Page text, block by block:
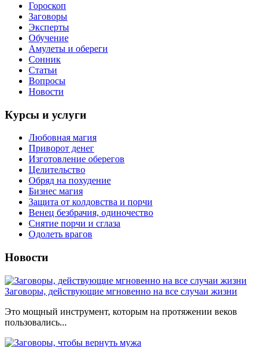
Гороскоп
Заговоры
Эксперты
Обучение
Амулеты и обереги
Сонник
Статьи
Вопросы
Новости
Курсы и услуги
Любовная магия
Приворот денег
Изготовление оберегов
Целительство
Обряд на похудение
Бизнес магия
Защита от колдовства и порчи
Венец безбрачия, одиночество
Снятие порчи и сглаза
Одолеть врагов
Новости
Заговоры, действующие мгновенно на все случаи жизни
Это мощный инструмент, которым на протяжении веков
пользовались...